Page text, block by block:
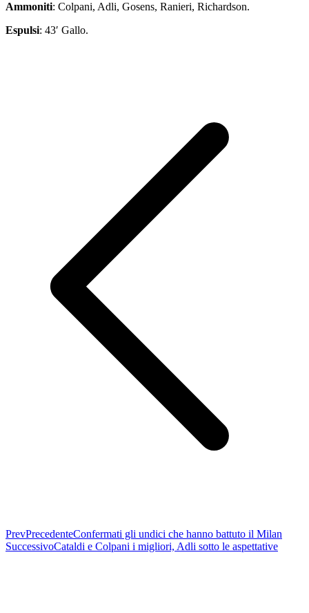
Ammoniti: Colpani, Adli, Gosens, Ranieri, Richardson.
Espulsi: 43′ Gallo.
PrevPrecedenteConfermati gli undici che hanno battuto il Milan
SuccessivoCataldi e Colpani i migliori, Adli sotto le aspettative